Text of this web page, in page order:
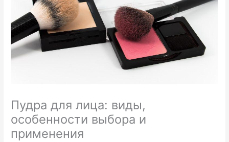
Пудра для лица: виды,
особенности выбора и
применения